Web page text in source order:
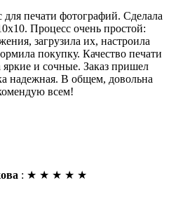
печати фотографий. Сделала
Процесс очень простой:
загрузила их, настроила
покупку. Качество печати
яркие и сочные. Заказ пришел
надежная. В общем, довольна
всем!
: ★ ★ ★ ★ ★